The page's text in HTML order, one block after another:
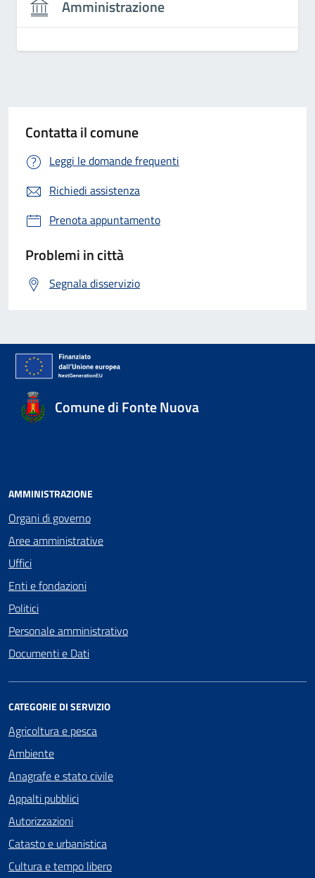
Amministrazione
Contatta il comune
Leggi le domande frequenti
Richiedi assistenza
Prenota appuntamento
Problemi in città
Segnala disservizio
Comune di Fonte Nuova
AMMINISTRAZIONE
Organi di governo
Aree amministrative
Uffici
Enti e fondazioni
Politici
Personale amministrativo
Documenti e Dati
CATEGORIE DI SERVIZIO
Agricoltura e pesca
Ambiente
Anagrafe e stato civile
Appalti pubblici
Autorizzazioni
Catasto e urbanistica
Cultura e tempo libero